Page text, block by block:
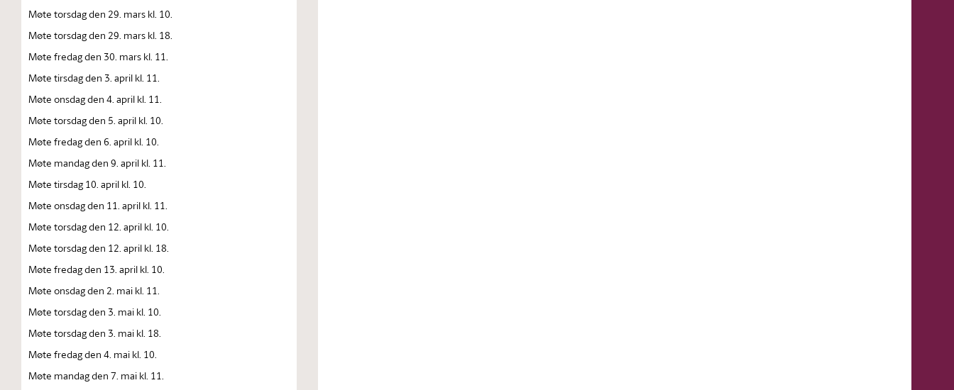
Møte torsdag den 29. mars kl. 10.
Møte torsdag den 29. mars kl. 18.
Møte fredag den 30. mars kl. 11.
Møte tirsdag den 3. april kl. 11.
Møte onsdag den 4. april kl. 11.
Møte torsdag den 5. april kl. 10.
Møte fredag den 6. april kl. 10.
Møte mandag den 9. april kl. 11.
Møte tirsdag 10. april kl. 10.
Møte onsdag den 11. april kl. 11.
Møte torsdag den 12. april kl. 10.
Møte torsdag den 12. april kl. 18.
Møte fredag den 13. april kl. 10.
Møte onsdag den 2. mai kl. 11.
Møte torsdag den 3. mai kl. 10.
Møte torsdag den 3. mai kl. 18.
Møte fredag den 4. mai kl. 10.
Møte mandag den 7. mai kl. 11.